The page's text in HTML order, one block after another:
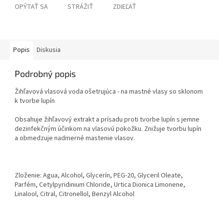
OPÝTAŤ SA STRÁŽIŤ ZDIEĽAŤ
Popis Diskusia
Podrobný popis
Žihľavová vlasová voda ošetrujúca - na mastné vlasy so sklonom
k tvorbe lupín
Obsahuje žihľavový extrakt a prísadu proti tvorbe lupín s jemne
dezinfekčným účinkom na vlasovú pokožku. Znižuje tvorbu lupín
a obmedzuje nadmerné mastenie vlasov.
Zloženie: Agua, Alcohol, Glycerín, PEG-20, Glyceril Oleate,
Parfém, Cetylpyridinium Chloride, Urtica Dionica Limonene,
Linalool, Citral, Citronellol, Benzyl Alcohol